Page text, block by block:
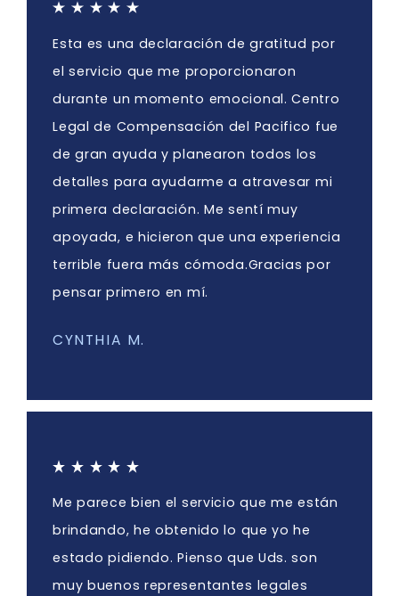
Esta es una declaración de gratitud por
el servicio que me proporcionaron
durante un momento emocional. Centro
Legal de Compensación del Pacifico fue
de gran ayuda y planearon todos los
detalles para ayudarme a atravesar mi
primera declaración. Me sentí muy
apoyada, e hicieron que una experiencia
terrible fuera más cómoda.Gracias por
pensar primero en mí.
CYNTHIA M.
Me parece bien el servicio que me están
brindando, he obtenido lo que yo he
estado pidiendo. Pienso que Uds. son
muy buenos representantes legales